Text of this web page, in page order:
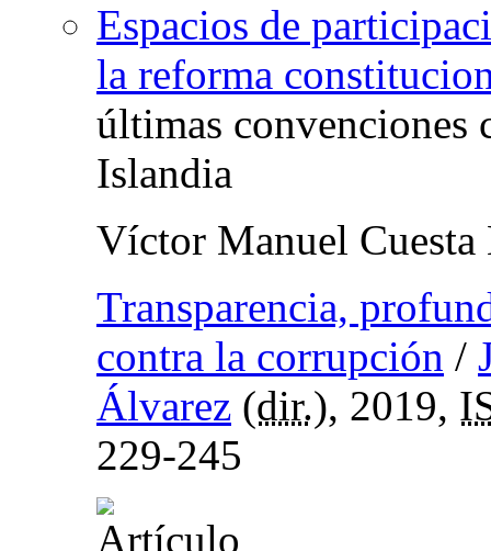
Espacios de
la reforma
últimas convenciones
Islandia
Víctor Manuel Cuesta
Transparencia,
contra la corrupción /
Álvarez (dir.), 2019,
229-245